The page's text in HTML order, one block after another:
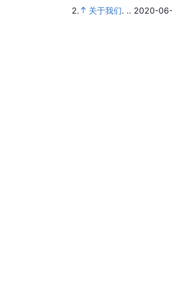
2.
关于我们. .. 2020-